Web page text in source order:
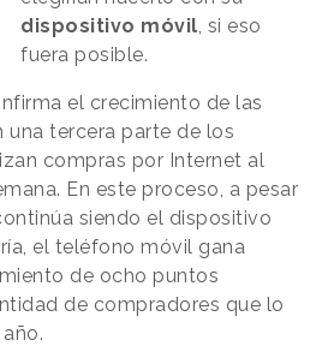
dispositivo móvil, si eso
fuera posible.
el crecimiento de las
una tercera parte de los
compras por Internet al
En este proceso, a pesar
siendo el dispositivo
el teléfono móvil gana
de ocho puntos
de compradores que lo